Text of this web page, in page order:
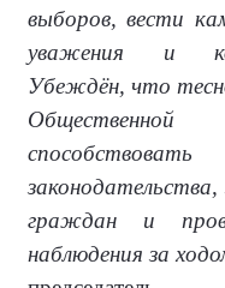
выборов, вести
уважения и
Убеждён, что
граждан и
наблюдения за